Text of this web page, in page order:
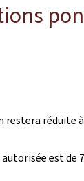
réduite
est